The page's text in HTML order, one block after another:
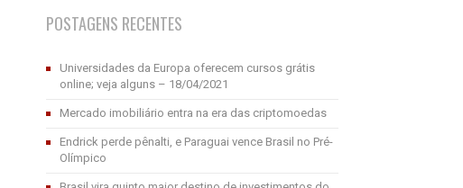
POSTAGENS RECENTES
Universidades da Europa oferecem cursos grátis
online; veja alguns – 18/04/2021
Mercado imobiliário entra na era das criptomoedas
Endrick perde pênalti, e Paraguai vence Brasil no Pré-
Olímpico